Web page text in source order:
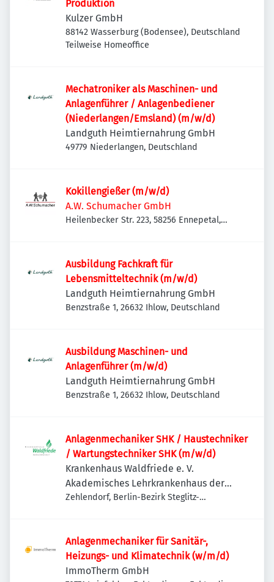
Produktion
Kulzer GmbH
88142 Wasserburg (Bodensee), Deutschland
Teilweise Homeoffice
Mechatroniker als Maschinen- und
Anlagenführer / Anlagenbediener
(Niederlangen/Emsland) (m/w/d)
Landguth Heimtiernahrung GmbH
49779 Niederlangen, Deutschland
Kokillengießer (m/w/d)
A.W. Schumacher GmbH
Heilenbecker Str. 223, 58256 Ennepetal,
Ausbildung Fachkraft für
Lebensmitteltechnik (m/w/d)
Landguth Heimtiernahrung GmbH
Benzstraße 1, 26632 Ihlow, Deutschland
Ausbildung Maschinen- und
Anlagenführer (m/w/d)
Landguth Heimtiernahrung GmbH
Benzstraße 1, 26632 Ihlow, Deutschland
Anlagenmechaniker SHK / Haustechniker
/ Wartungstechniker SHK (m/w/d)
Krankenhaus Waldfriede e. V.
Akademisches Lehrkrankenhaus der
Charité
Zehlendorf, Berlin-Bezirk Steglitz-
Anlagenmechaniker für Sanitär-,
Heizungs- und Klimatechnik (w/m/d)
ImmoTherm GmbH